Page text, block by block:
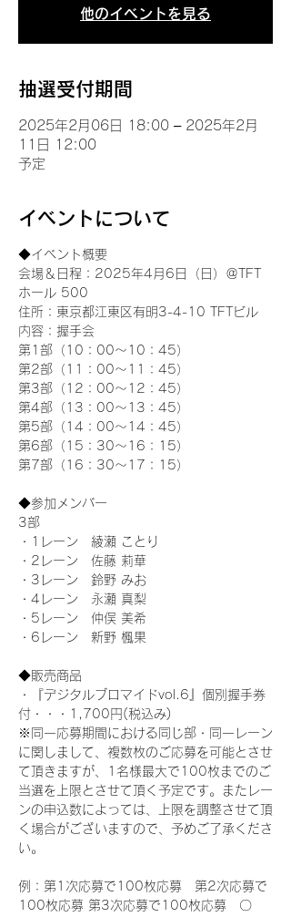
他のイベントを見る
抽選受付期間
2025年2月06日 18:00 – 2025年2月
11日 12:00
予定
イベントについて
◆イベント概要
会場＆日程：2025年4月6日（日）＠TFT
ホール 500
住所：東京都江東区有明3-4-10 TFTビル
内容：握手会
第1部（10：00～10：45）
第2部（11：00～11：45）
第3部（12：00～12：45）
第4部（13：00～13：45）
第5部（14：00～14：45）
第6部（15：30～16：15）
第7部（16：30～17：15）
◆参加メンバー
3部
・1レーン　綾瀬 ことり
・2レーン　佐藤 莉華
・3レーン　鈴野 みお
・4レーン　永瀬 真梨
・5レーン　仲俣 美希
・6レーン　新野 楓果
◆販売商品
・『デジタルブロマイドvol.6』個別握手券
付・・・1,700円(税込み)
※同一応募期間における同じ部・同一レーン
に関しまして、複数枚のご応募を可能とさせ
て頂きますが、1名様最大で100枚までのご
当選を上限とさせて頂く予定です。またレー
ンの申込数によっては、上限を調整させて頂
く場合がございますので、予めご了承くださ
い。
例：第1次応募で100枚応募　第2次応募で
100枚応募 第3次応募で100枚応募　〇